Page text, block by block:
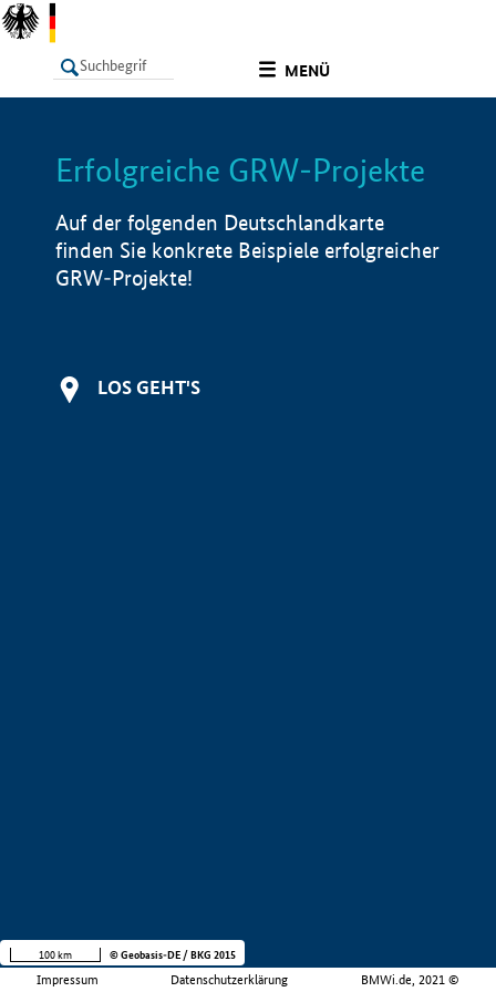
MENÜ
LISTE Info
Erfolgreiche GRW-Projekte
Auf der folgenden Deutschlandkarte
finden Sie konkrete Beispiele erfolgreicher
GRW-Projekte!
LOS GEHT'S
Impressum Datenschutzerklärung BMWi.de, 2021 ©
100 km © Geobasis-DE / BKG 2015